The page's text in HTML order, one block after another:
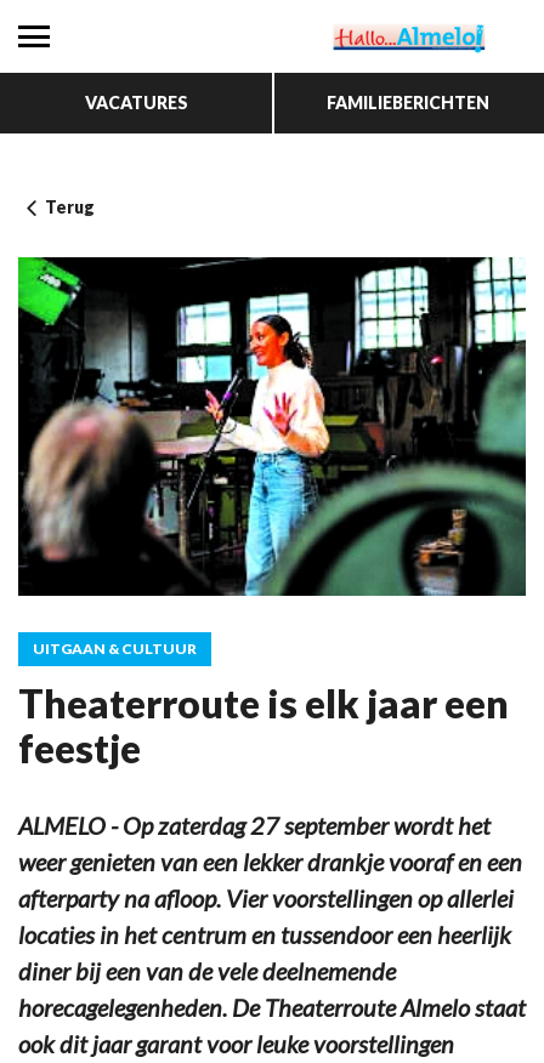
VACATURES FAMILIEBERICHTEN
Terug
UITGAAN & CULTUUR
Theaterroute is elk jaar een
feestje
ALMELO - Op zaterdag 27 september wordt het
weer genieten van een lekker drankje vooraf en een
afterparty na afloop. Vier voorstellingen op allerlei
locaties in het centrum en tussendoor een heerlijk
diner bij een van de vele deelnemende
horecagelegenheden. De Theaterroute Almelo staat
ook dit jaar garant voor leuke voorstellingen